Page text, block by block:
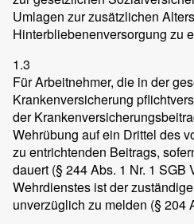
Umlagen zur zusätzlichen
Hinterbliebenenversorgung zu
1.3
Für Arbeitnehmer, die in der
Krankenversicherung
der
Wehrübung auf ein Drittel des
zu entrichtenden Beitrags,
dauert (§ 244 Abs. 1 Nr. 1 SGB
Wehrdienstes ist der
unverzüglich zu melden (§ 204